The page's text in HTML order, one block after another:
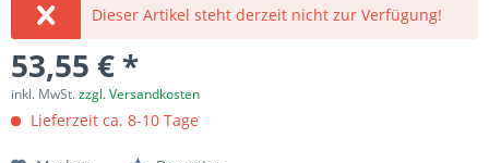
Dieser Artikel steht derzeit nicht zur Verfügung!
53,55 € *
inkl. MwSt.zzgl. Versandkosten
Lieferzeit ca. 8-10 Tage